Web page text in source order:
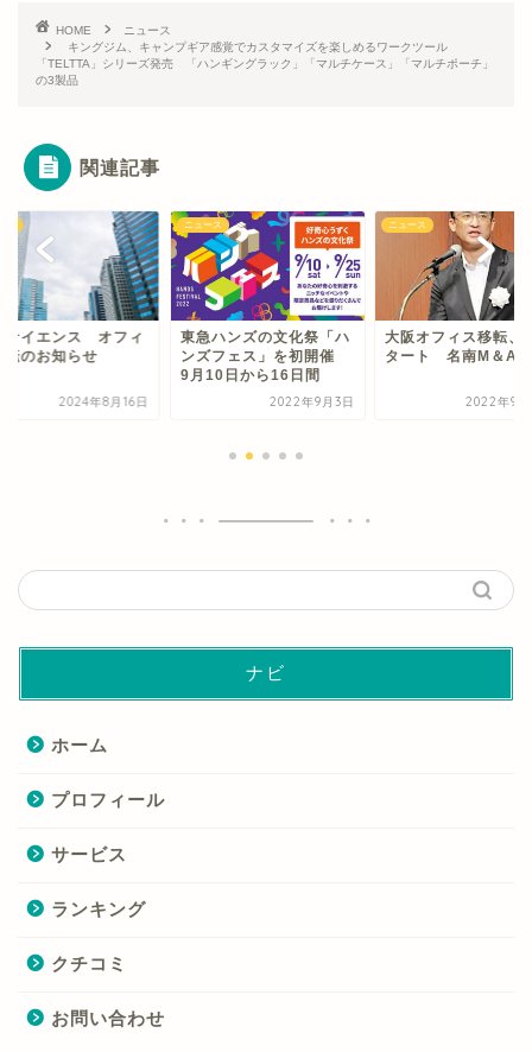
HOME
ニュース
キングジム、キャンプギア感覚でカスタマイズを楽しめるワークツール
「TELTTA」シリーズ発売 「ハンギングラック」「マルチケース」「マルチポーチ」
の3製品
関連記事
サイエンス オフィ
転のお知らせ
2024年8月16日
ニュース
東急ハンズの文化祭「ハ
ンズフェス」を初開催
9月10日から16日間
2022年9月3日
ニュース
大阪オフィス移転、
タート 名南M＆A
2022年9
ナビ
ホーム
プロフィール
サービス
ランキング
クチコミ
お問い合わせ